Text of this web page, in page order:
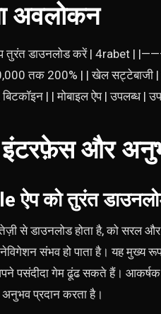
अवलोकन
ऐप तुरंत डाउनलोड करें |
तक 200% | | खेल सट्टेबाजी |
बिटकॉइन | | मोबाइल ऐप | उपलब्ध
इंटरफ़ेस और
ऐप को तुरंत
से डाउनलोड होता है, को सरल
संभव हो पाता है। यह मुख्य
पसंदीदा गेम ढूंढ सकते हैं।
अनुभव प्रदान करता है।